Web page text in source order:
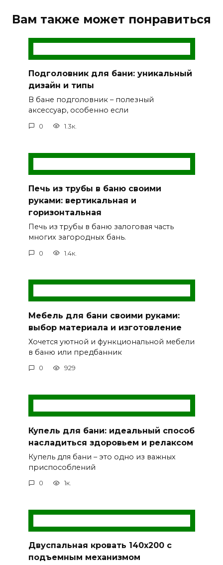
Вам также может понравиться
Подголовник для бани: уникальный
дизайн и типы
В бане подголовник – полезный
аксессуар, особенно если
0 1.3к.
Печь из трубы в баню своими
руками: вертикальная и
горизонтальная
Печь из трубы в баню залоговая часть
многих загородных бань.
0 1.4к.
Мебель для бани своими руками:
выбор материала и изготовление
Хочется уютной и функциональной мебели
в баню или предбанник
0 929
Купель для бани: идеальный способ
насладиться здоровьем и релаксом
Купель для бани – это одно из важных
приспособлений
0 1к.
Двуспальная кровать 140х200 с
подъемным механизмом